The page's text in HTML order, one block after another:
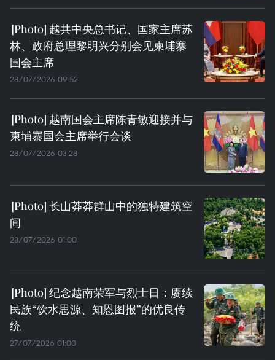
越共中央总书记、国家主席苏
林、政府总理黎明兴分别会见柬埔寨
国会主席
28/07/2026 09:52
越南国会主席陈青敏迎接并与
柬埔寨国会主席举行会谈
28/07/2026 03:28
长山莽莽群山中的独特建筑空
间
28/07/2026 01:00
纪念越南荣军与烈士日：赓续
民族“饮水思源、知恩图报”的优良传
统
27/07/2026 01:00